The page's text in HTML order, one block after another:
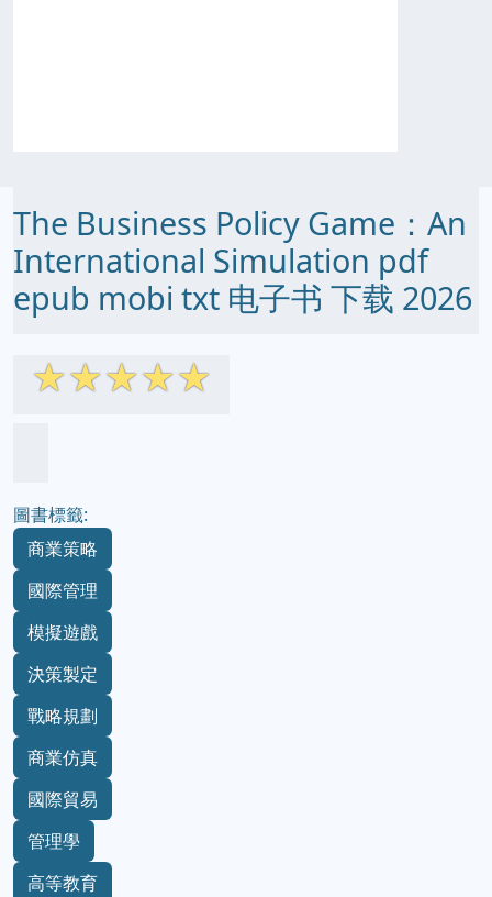
The Business Policy Game：An
International Simulation pdf
epub mobi txt 电子书 下载 2026
☆☆☆☆☆
圖書標籤:
商業策略
國際管理
模擬遊戲
決策製定
戰略規劃
商業仿真
國際貿易
管理學
高等教育